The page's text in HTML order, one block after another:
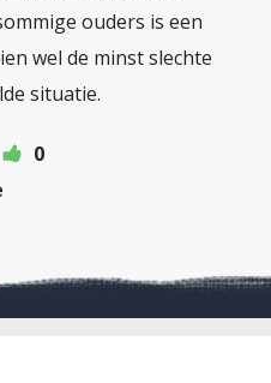
ouders is een
wel de minst slechte
situatie.
0